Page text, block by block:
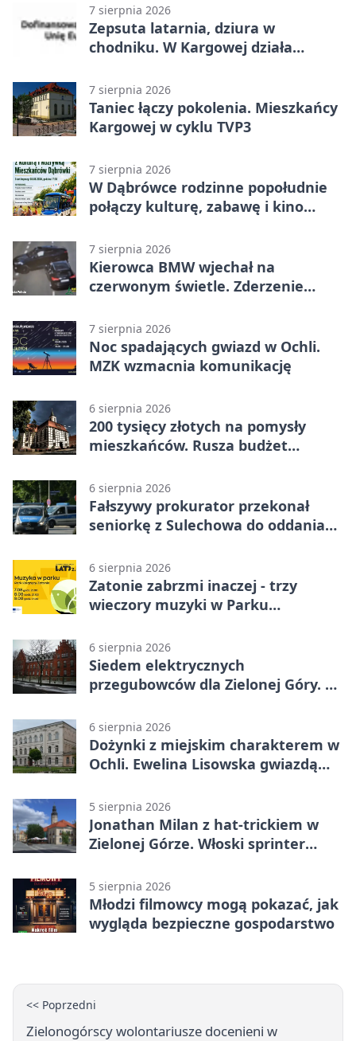
7 sierpnia 2026
Zepsuta latarnia, dziura w
chodniku. W Kargowej działa
7 sierpnia 2026
Taniec łączy pokolenia. Mieszkańcy
Kargowej w cyklu TVP3
7 sierpnia 2026
W Dąbrówce rodzinne popołudnie
połączy kulturę, zabawę i kino
7 sierpnia 2026
Kierowca BMW wjechał na
czerwonym świetle. Zderzenie
7 sierpnia 2026
Noc spadających gwiazd w Ochli.
MZK wzmacnia komunikację
6 sierpnia 2026
200 tysięcy złotych na pomysły
mieszkańców. Rusza budżet
6 sierpnia 2026
Fałszywy prokurator przekonał
seniorkę z Sulechowa do oddania
6 sierpnia 2026
Zatonie zabrzmi inaczej - trzy
wieczory muzyki w Parku
6 sierpnia 2026
Siedem elektrycznych
przegubowców dla Zielonej Góry. To
6 sierpnia 2026
Dożynki z miejskim charakterem w
Ochli. Ewelina Lisowska gwiazdą
5 sierpnia 2026
Jonathan Milan z hat-trickiem w
Zielonej Górze. Włoski sprinter
5 sierpnia 2026
Młodzi filmowcy mogą pokazać, jak
wygląda bezpieczne gospodarstwo
<< Poprzedni
Zielonogórscy wolontariusze docenieni w